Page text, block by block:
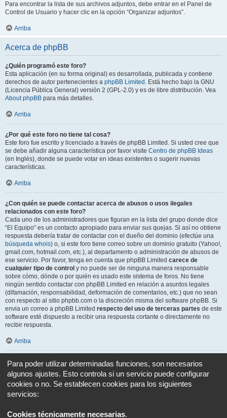
Para encontrar la lista de sus archivos adjuntos, debe entrar en el Panel de
Control de Usuario y hacer clic en la opción “Organizar adjuntos”.
Arriba
Acerca de phpBB
¿Quién programó este foro?
Esta aplicación (en su forma original) es desarrollada, publicada y contiene
derechos de autor pertenecientes a phpBB Limited . Está hecho bajo la GNU
(Licencia Pública General) versión 2 (GPL-2.0) y es de libre distribución. Vea
About phpBB para más detalles.
Arriba
¿Por qué este foro no tiene tal cosa?
Este foro fue escrito y licenciado a través de phpBB Limited. Si usted cree que
se debe añadir alguna característica por favor visite Centro de phpBB Ideas
(en Inglés), donde se puede votar en ideas existentes o sugerir nuevas
características.
Arriba
¿Con quién se puede contactar acerca de abusos o usos ilegales
relacionados con este foro?
Cada uno de los administradores que figuran en la lista del grupo donde dice
“El Equipo” es un contacto apropiado para enviar sus quejas. Si así no obtiene
respuesta debería tratar de contactar con el dueño del dominio (efectúe una
búsqueda whois) o, si este foro tiene correo sobre un dominio gratuito (Yahoo!,
gmail.com, hotmail.com, etc.), al departamento o administración de abusos de
ese servicio. Por favor, tenga en cuenta que phpBB Limited carece de
cualquier tipo de control y no puede ser de ninguna manera responsable
sobre cómo, dónde o por quién es usado este sistema de foros. No tiene
ningún sentido contactar con phpBB Limited en relación a asuntos legales
(difamación, responsabilidad, deformación de comentarios, etc.) que no sean
con respecto al sitio phpbb.com o la discreción misma del software phpBB. Si
envia un correo a phpBB Limited respecto del uso de terceras partes de este
software esté dispuesto a recibir una respuesta cortante o directamente no
recibir respuesta.
Arriba
¿Cómo puedo ponerme en contacto con un Administrador?
Todos los usuarios del foro pueden usar el formulario “Contáctenos”, si está
opción ha sido habilitada por el Administrador del foro.
Los miembros del foro también pueden usar el enlace “El equipo”.
Para poder utilizar determinadas funciones, son necesarios
algunos ajustes. Esto controla si un servicio puede configurar
cookies o no. Se establecen cookies para los siguientes
servicios:
Cookies técnicamente necesarias.